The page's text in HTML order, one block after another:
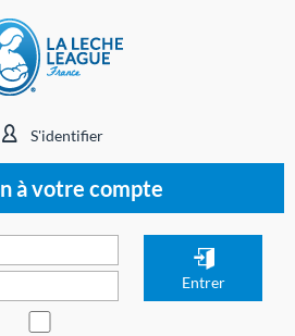
S'identifier
à votre compte